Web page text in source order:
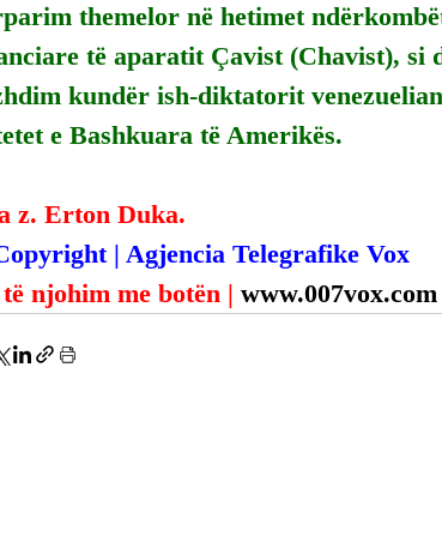
themelor në hetimet
të aparatit Çavist (Chavist), si
kundër ish-diktatorit
e Bashkuara të Amerikës.
z. Erton Duka.
| Agjencia Telegrafike Vox
njohim me botën | www.007vox.com